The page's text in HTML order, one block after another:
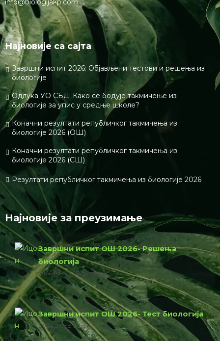
info@biologijakp.com
Најновије са сајта
Завршни испит 2026: Објављени тестови и решења из
биологије
Одлука УО СБД: Како се бодује такмичење из
биологије за упис у средње школе?
Коначни резултати републичког такмичења из
биологије 2026 (ОШ)
Коначни резултати републичког такмичења из
биологије 2026 (СШ)
Резултати републичког такмичења из биологије 2026
Најновије за преузимање
Завршни испит ОШ 2026- Решења
биологија
166.64 КБ 1 филе(с)
Завршни испит ОШ 2026- Тест биологија
774.23 КБ 1 филе(с)